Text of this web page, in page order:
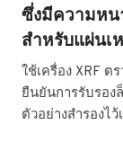
ซึ่งมีความหน
สำหรับแผ่นเ
ใช้เครื่อง XRF
ยืนยันการรับรอง
ตัวอย่างสำรองไ